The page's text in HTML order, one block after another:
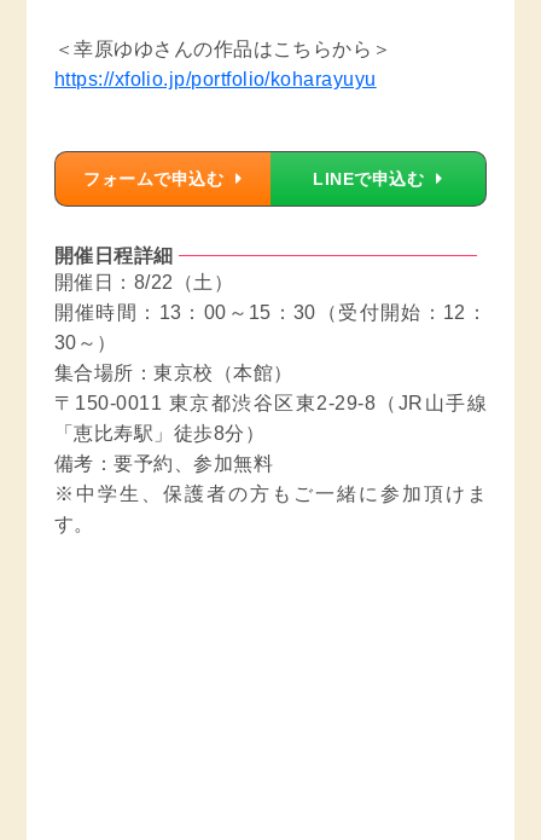
＜幸原ゆゆさんの作品はこちらから＞
https://xfolio.jp/portfolio/koharayuyu
フォームで申込む LINEで申込む
開催日程詳細
開催日：8/22（土）
開催時間：13：00～15：30（受付開始：12：
30～）
集合場所：東京校（本館）
〒150-0011 東京都渋谷区東2-29-8（JR山手線
「恵比寿駅」徒歩8分）
備考：要予約、参加無料
※中学生、保護者の方もご一緒に参加頂けま
す。